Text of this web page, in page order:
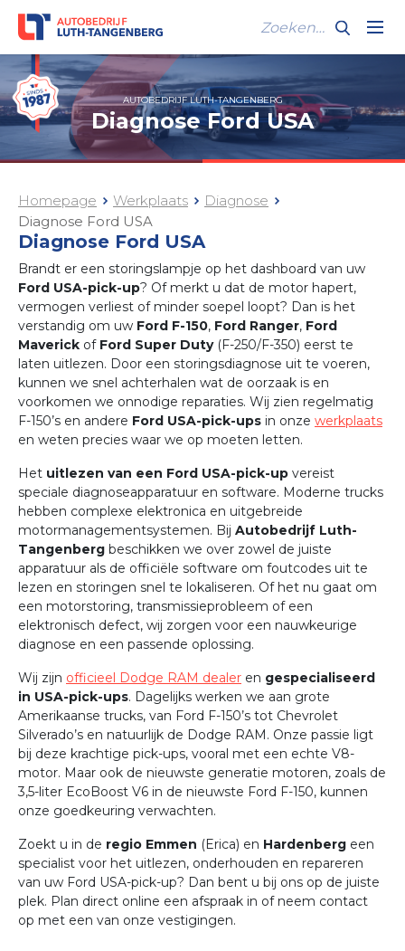
AUTOBEDRIJF LUTH-TANGENBERG
Diagnose Ford USA
Homepage Werkplaats
Diagnose
Diagnose Ford USA
Diagnose Ford USA
Brandt er een storingslampje op het dashboard van uw
Ford USA-pick-up? Of merkt u dat de motor hapert,
vermogen verliest of minder soepel loopt? Dan is het
verstandig om uw Ford F-150, Ford Ranger, Ford
Maverick of Ford Super Duty (F-250/F-350) eerst te
laten uitlezen. Door een storingsdiagnose uit te voeren,
kunnen we snel achterhalen wat de oorzaak is en
voorkomen we onnodige reparaties. Wij zien regelmatig
F-150’s en andere Ford USA-pick-ups in onze werkplaats
en weten precies waar we op moeten letten.
Het uitlezen van een Ford USA-pick-up vereist
speciale diagnoseapparatuur en software. Moderne trucks
hebben complexe elektronica en uitgebreide
motormanagementsystemen. Bij Autobedrijf Luth-
Tangenberg beschikken we over zowel de juiste
apparatuur als de officiële software om foutcodes uit te
lezen en storingen snel te lokaliseren. Of het nu gaat om
een motorstoring, transmissieprobleem of een
elektronisch defect, wij zorgen voor een nauwkeurige
diagnose en een passende oplossing.
Wij zijn officieel Dodge RAM dealer en gespecialiseerd
in USA-pick-ups. Dagelijks werken we aan grote
Amerikaanse trucks, van Ford F-150’s tot Chevrolet
Silverado’s en natuurlijk de Dodge RAM. Onze passie ligt
bij deze krachtige pick-ups, vooral met een echte V8-
motor. Maar ook de nieuwste generatie motoren, zoals de
3,5-liter EcoBoost V6 in de nieuwste Ford F-150, kunnen
onze goedkeuring verwachten.
Zoekt u in de regio Emmen (Erica) en Hardenberg een
specialist voor het uitlezen, onderhouden en repareren
van uw Ford USA-pick-up? Dan bent u bij ons op de juiste
plek. Plan direct online een afspraak in of neem contact
op met een van onze vestigingen.